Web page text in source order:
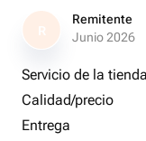
R
Remitente
Junio 2026
Servicio de la tienda
Calidad/precio
Entrega